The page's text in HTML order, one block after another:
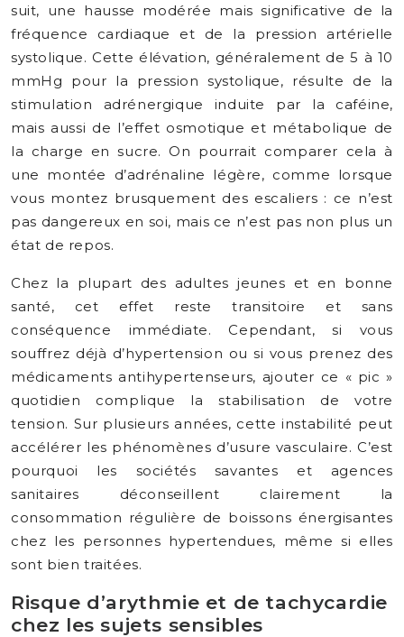
suit, une hausse modérée mais significative de la
fréquence cardiaque et de la pression artérielle
systolique. Cette élévation, généralement de 5 à 10
mmHg pour la pression systolique, résulte de la
stimulation adrénergique induite par la caféine,
mais aussi de l’effet osmotique et métabolique de
la charge en sucre. On pourrait comparer cela à
une montée d’adrénaline légère, comme lorsque
vous montez brusquement des escaliers : ce n’est
pas dangereux en soi, mais ce n’est pas non plus un
état de repos.
Chez la plupart des adultes jeunes et en bonne
santé, cet effet reste transitoire et sans
conséquence immédiate. Cependant, si vous
souffrez déjà d’hypertension ou si vous prenez des
médicaments antihypertenseurs, ajouter ce « pic »
quotidien complique la stabilisation de votre
tension. Sur plusieurs années, cette instabilité peut
accélérer les phénomènes d’usure vasculaire. C’est
pourquoi les sociétés savantes et agences
sanitaires déconseillent clairement la
consommation régulière de boissons énergisantes
chez les personnes hypertendues, même si elles
sont bien traitées.
Risque d’arythmie et de tachycardie
chez les sujets sensibles